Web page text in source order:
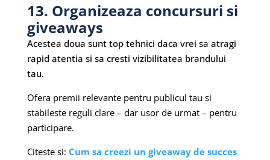
13. Organizeaza concursuri si
giveaways
Acestea doua sunt top tehnici daca vrei sa atragi
rapid atentia si sa cresti vizibilitatea brandului
tau.
Ofera premii relevante pentru publicul tau si
stabileste reguli clare – dar usor de urmat – pentru
participare.
Citeste si: Cum sa creezi un giveaway de succes